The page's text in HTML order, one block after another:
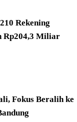
Rekening
Rp204,3 Miliar
Fokus Beralih ke